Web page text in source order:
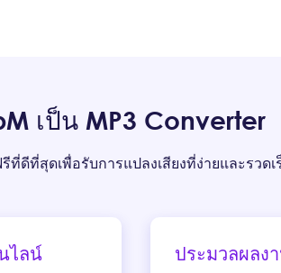
เป็น MP3 Converter
ที่ดีที่สุดเพื่อรับการแปลงเสียงที่ง่ายและรวดเ
ไลน์ ประมวลผล